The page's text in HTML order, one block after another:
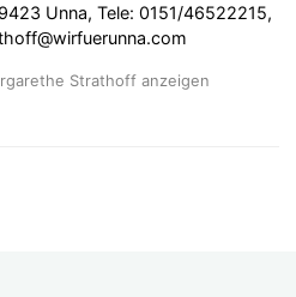
Unna, Tele: 0151/46522215,
Strathoff anzeigen